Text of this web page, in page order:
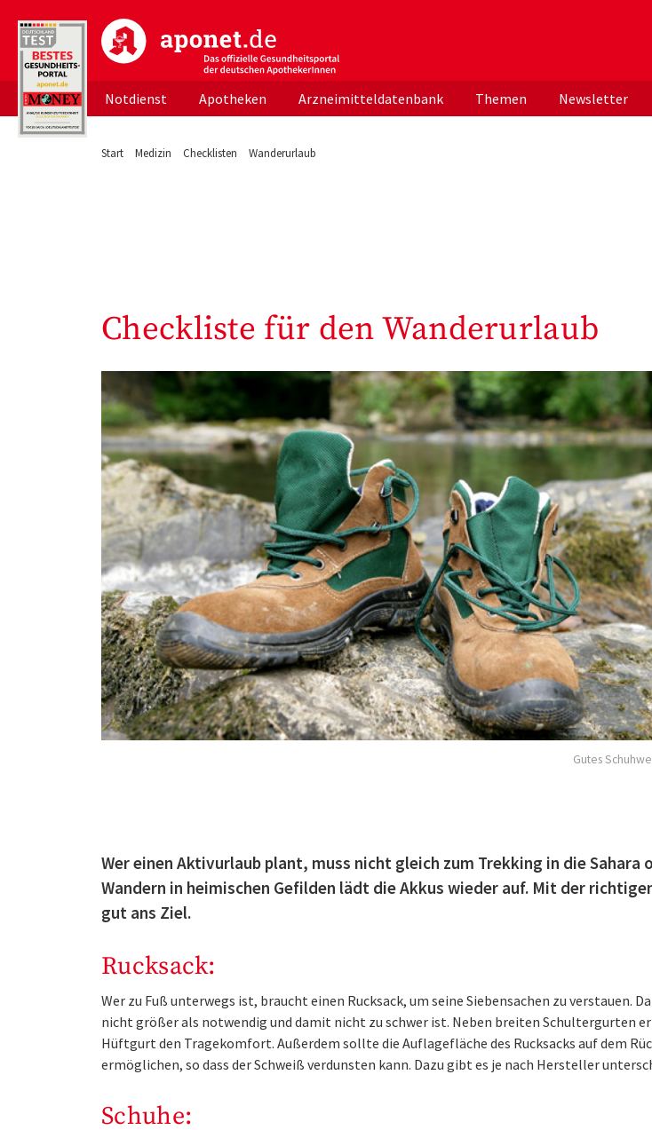
aponet.de - Das offizielle Gesundheitsportal der deutschen ApothekerInnen
Notdienst Apotheken Arzneimitteldatenbank Themen Newsletter
Start Medizin Checklisten Wanderurlaub
Checkliste für den Wanderurlaub
Gutes
Wer einen Aktivurlaub plant, muss nicht gleich zum Trekking in die Sahara
Wandern in heimischen Gefilden lädt die Akkus wieder auf. Mit der
gut ans Ziel.
Rucksack:
Wer zu Fuß unterwegs ist, braucht einen Rucksack, um seine Siebensachen zu verstauen.
nicht größer als notwendig und damit nicht zu schwer ist. Neben breiten Schultergurten
Hüftgurt den Tragekomfort. Außerdem sollte die Auflagefläche des Rucksacks auf dem
ermöglichen, so dass der Schweiß verdunsten kann. Dazu gibt es je nach Hersteller
Schuhe: